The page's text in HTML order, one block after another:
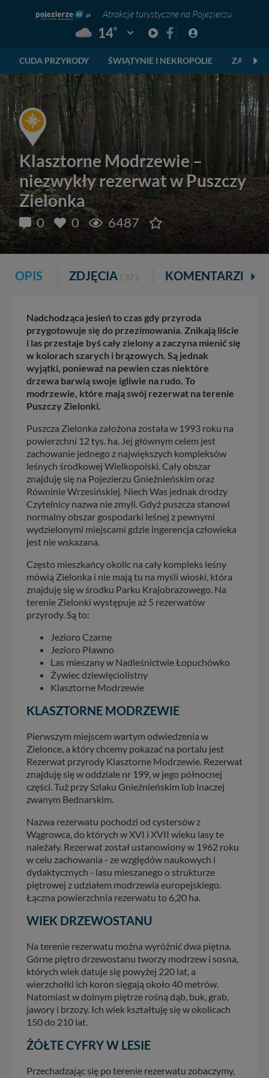
Atrakcje turystyczne na Pojezierzu
14° Pogoda: Gniezno
CUDA PRZYRODY ŚWIĄTYNIE I NEKROPOLIE ZABYTKI
Klasztorne Modrzewie –
niezwykły rezerwat w Puszczy
Zielonka
0 0 6487
OPIS ZDJĘCIA ( 37 ) KOMENTARZE
Nadchodząca jesień to czas gdy przyroda
przygotowuje się do przezimowania. Znikają liście
i las przestaje byś cały zielony a zaczyna mienić się
w kolorach szarych i brązowych. Są jednak
wyjątki, ponieważ na pewien czas niektóre
drzewa barwią swoje igliwie na rudo. To
modrzewie, które mają swój rezerwat na terenie
Puszczy Zielonki.
Puszcza Zielonka założona została w 1993 roku na
powierzchni 12 tys. ha. Jej głównym celem jest
zachowanie jednego z największych kompleksów
leśnych środkowej Wielkopolski. Cały obszar
znajduję się na Pojezierzu Gnieźnieńskim oraz
Równinie Wrzesińskiej. Niech Was jednak drodzy
Czytelnicy nazwa nie zmyli. Gdyż puszcza stanowi
normalny obszar gospodarki leśnej z pewnymi
wydzielonymi miejscami gdzie ingerencja człowieka
jest nie wskazana.
Często mieszkańcy okolic na cały kompleks leśny
mówią Zielonka i nie mają tu na myśli wioski, która
znajduję się w środku Parku Krajobrazowego. Na
terenie Zielonki występuje aż 5 rezerwatów
przyrody. Są to:
Jezioro Czarne
Jezioro Pławno
Las mieszany w Nadleśnictwie Łopuchówko
Żywiec dziewięciolistny
Klasztorne Modrzewie
KLASZTORNE MODRZEWIE
Pierwszym miejscem wartym odwiedzenia w
Zielonce, a który chcemy pokazać na portalu jest
Rezerwat przyrody Klasztorne Modrzewie. Rezerwat
znajduję się w oddziale nr 199, w jego północnej
części. Tuż przy Szlaku Gnieźnieńskim lub inaczej
zwanym Bednarskim.
Nazwa rezerwatu pochodzi od cystersów z
Wągrowca, do których w XVI i XVII wieku lasy te
należały. Rezerwat został ustanowiony w 1962 roku
w celu zachowania - ze względów naukowych i
dydaktycznych - lasu mieszanego o strukturze
piętrowej z udziałem modrzewia europejskiego.
Łączna powierzchnia rezerwatu to 6,20 ha.
WIEK DRZEWOSTANU
Na terenie rezerwatu można wyróżnić dwa piętna.
Górne piętro drzewostanu tworzy modrzew i sosna,
których wiek datuje się powyżej 220 lat, a
wierzchołki ich koron sięgają około 40 metrów.
Natomiast w dolnym piętrze rośną dąb, buk, grab,
jawory i brzozy. Ich wiek kształtuję się w okolicach
150 do 210 lat.
ŻÓŁTE CYFRY W LESIE
Przechadzając się po terenie rezerwatu zobaczymy,